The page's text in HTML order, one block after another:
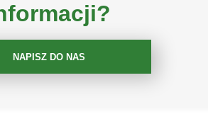
NAPISZ DO NAS